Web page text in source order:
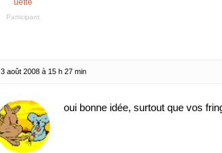
uette
Participant
3 août 2008 à 15 h 27 min
oui bonne idée, surtout que vos